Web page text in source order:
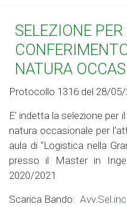
SELEZIONE PER
NATURA
Protocollo 1316 del 28/05/
E’ indetta la selezione per
natura occasionale per
aula di “Logistica nella
presso il Master in
2020/2021
Scarica Bando: